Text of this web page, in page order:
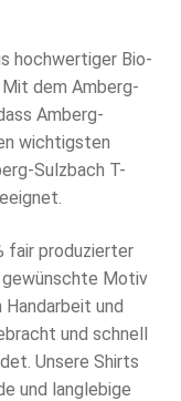
€
€.
hochwertiger Bio-
dem Amberg-
Amberg-
wichtigsten
Sulzbach T-
fair produzierter
Motiv
und
und schnell
Unsere Shirts
und langlebige